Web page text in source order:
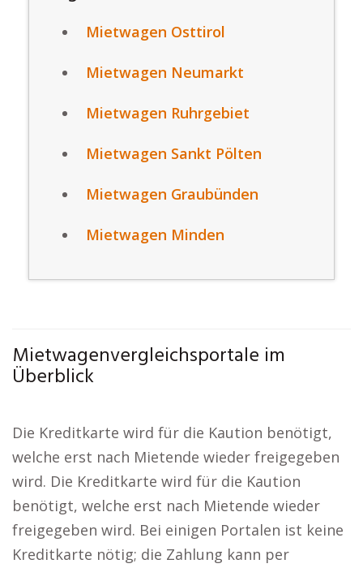
Mietwagen Osttirol
Mietwagen Neumarkt
Mietwagen Ruhrgebiet
Mietwagen Sankt Pölten
Mietwagen Graubünden
Mietwagen Minden
Mietwagenvergleichsportale im
Überblick
Die Kreditkarte wird für die Kaution benötigt,
welche erst nach Mietende wieder freigegeben
wird. Die Kreditkarte wird für die Kaution
benötigt, welche erst nach Mietende wieder
freigegeben wird. Bei einigen Portalen ist keine
Kreditkarte nötig; die Zahlung kann per